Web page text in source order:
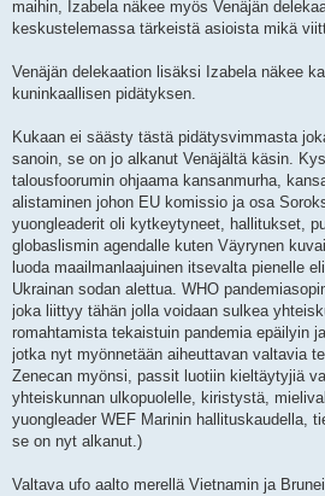
maihin, Izabela näkee myös Venäjän
keskustelemassa tärkeistä asioista mikä
Venäjän delekaation lisäksi Izabela näkee
kuninkaallisen pidätyksen.
Kukaan ei säästy tästä pidätysvimmasta
sanoin, se on jo alkanut Venäjältä käsin.
talousfoorumin ohjaama kansanmurha,
alistaminen johon EU komissio ja osa
yuongleaderit oli kytkeytyneet, hallitukset,
globaslismin agendalle kuten Väyrynen
luoda maailmanlaajuinen itsevalta pienelle
Ukrainan sodan alettua. WHO
joka liittyy tähän jolla voidaan sulkea
romahtamista tekaistuin pandemia epäilyin
jotka nyt myönnetään aiheuttavan valtavia
Zenecan myönsi, passit luotiin kieltäytyjiä
yhteiskunnan ulkopuolelle, kiristystä,
yuongleader WEF Marinin hallituskaudella,
se on nyt alkanut.)
Valtava ufo aalto merellä Vietnamin ja